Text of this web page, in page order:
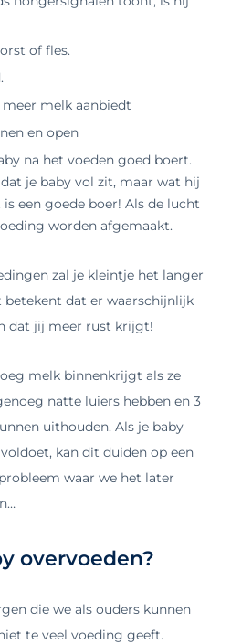
of fles.
meer melk aanbiedt
en open
na het voeden goed boert.
je baby vol zit, maar wat hij
een goede boer! Als de lucht
worden afgemaakt.
zal je kleintje het langer
betekent dat er waarschijnlijk
dat jij meer rust krijgt!
melk binnenkrijgt als ze
natte luiers hebben en 3
uithouden. Als je baby
kan dit duiden op een
waar we het later
overvoeden?
die we als ouders kunnen
te veel voeding geeft.